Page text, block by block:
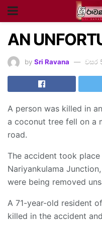
AN
by Sri Ravana වසර
A person was killed in
a coconut tree fell on a
road.
The accident took place
Nariyankulama
were being removed
A 71-year-old resident
killed in the accident